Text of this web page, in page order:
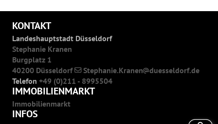
KONTAKT
Landeshauptstadt Düsseldorf
Stephanie Kranen
Burgplatz 1
40200 Düsseldorf
Stephanie.Kranen
duesseldorf.de
Telefon +49 (0)211 - 8995504
IMMOBILIENMARKT
Immobilienmarkt
INFOS